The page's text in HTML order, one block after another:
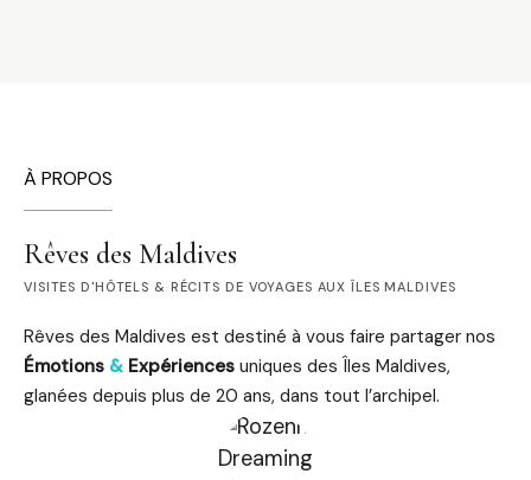
À PROPOS
Rêves des Maldives
VISITES D'HÔTELS & RÉCITS DE VOYAGES AUX ÎLES MALDIVES
Rêves des Maldives est destiné à vous faire partager nos
Émotions & Expériences uniques des Îles Maldives,
glanées depuis plus de 20 ans, dans tout l’archipel.